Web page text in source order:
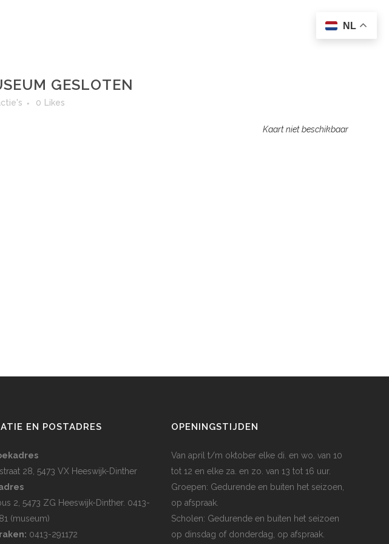
GESLOTEN
0 Likes
Kaart niet beschikbaar
EN POSTADRES
28, 5473 VX Heeswijk-Dinther
2, 5473 ZG Heeswijk-Dinther. 0413-
(museum)
0413-291172
OPENINGSTIJDEN
Van april t/m oktober elke di. en wo. van 10
tot 12 en elke za. en zo. van 13 tot 16 uur.
Groepen: Gedurende en buiten het seizoen,
op afspraak.
Scholen: Gedurende en buiten het seizoen
op dinsdag of donderdag, op afspraak.
NL